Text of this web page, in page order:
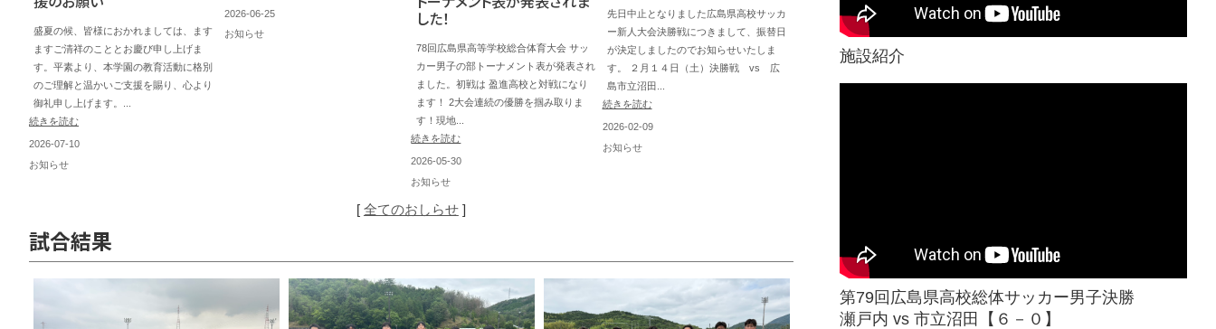
盛夏の候、皆様におかれましては、ます
ますご清祥のこととお慶び申し上げま
す。平素より、本学園の教育活動に格別
のご理解と温かいご支援を賜り、心より
御礼申し上げます。...
続きを読む
2026-07-10
お知らせ
2026-06-25
お知らせ
した！
78回広島県高等学校総合体育大会 サッ
カー男子の部トーナメント表が発表され
ました。初戦は 盈進高校と対戦になり
ます！ 2大会連続の優勝を掴み取りま
す！現地...
続きを読む
2026-05-30
お知らせ
先日中止となりました広島県高校サッカ
ー新人大会決勝戦につきまして、振替日
が決定しましたのでお知らせいたしま
す。 ２月１４日（土）決勝戦 vs 広
島市立沼田...
続きを読む
2026-02-09
お知らせ
[ 全てのおしらせ]
試合結果
施設紹介
第79回広島県高校総体サッカー男子決勝
瀬戸内 vs 市立沼田【６－０】